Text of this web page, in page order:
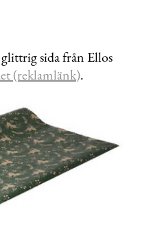
sida från Ellos
(reklamlänk).